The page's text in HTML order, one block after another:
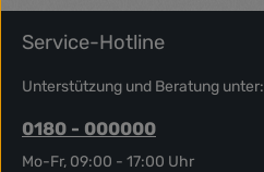
Service-Hotline
Unterstützung und Beratung unter:
0180 - 000000
Mo-Fr, 09:00 - 17:00 Uhr